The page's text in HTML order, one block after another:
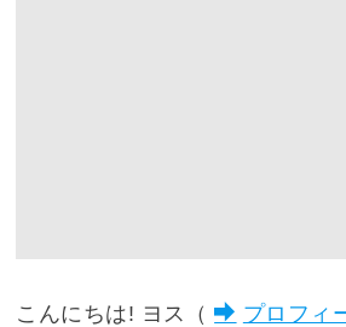
こんにちは! ヨス（ プロフィ